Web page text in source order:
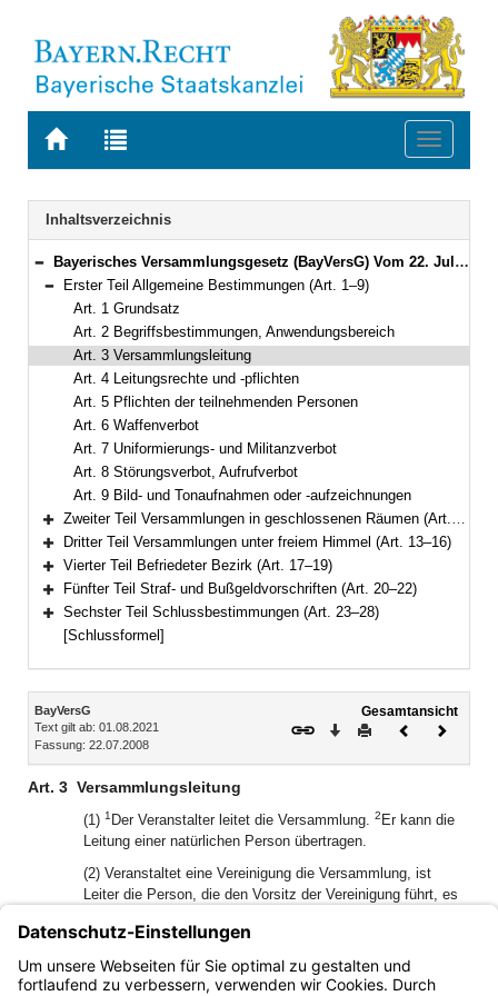
Zur
BAYERN.RECHT
Zur
letzten
Suche
Toggle
Navigation
Inhaltsverzeichnis
Bereich reduzieren
Bayerisches Versammlungsgesetz (BayVersG) Vom 22. Juli 2008 (GVBl S. 421) BayRS 2180-4-I (Art. 1–28)
Bereich reduzieren
Erster Teil Allgemeine Bestimmungen (Art. 1–9)
Art. 1 Grundsatz
Art. 2 Begriffsbestimmungen, Anwendungsbereich
Art. 3 Versammlungsleitung
Art. 4 Leitungsrechte und -pflichten
Art. 5 Pflichten der teilnehmenden Personen
Art. 6 Waffenverbot
Art. 7 Uniformierungs- und Militanzverbot
Art. 8 Störungsverbot, Aufrufverbot
Art. 9 Bild- und Tonaufnahmen oder -aufzeichnungen
Bereich erweitern
Zweiter Teil Versammlungen in geschlossenen Räumen (Art. 10–12)
Bereich erweitern
Dritter Teil Versammlungen unter freiem Himmel (Art. 13–16)
Bereich erweitern
Vierter Teil Befriedeter Bezirk (Art. 17–19)
Bereich erweitern
Fünfter Teil Straf- und Bußgeldvorschriften (Art. 20–22)
Bereich erweitern
Sechster Teil Schlussbestimmungen (Art. 23–28)
[Schlussformel]
Inhalt
BayVersG
Text gilt ab: 01.08.2021
Fassung: 22.07.2008
Gesamtansicht
Download
DruckenVorheriges
Art. 3 Versammlungsleitung
(1) 1 Der Veranstalter leitet die Versammlung. 2 Er kann die
Leitung einer natürlichen Person übertragen.
(2) Veranstaltet eine Vereinigung die Versammlung, ist
Leiter die Person, die den Vorsitz der Vereinigung führt, es
2 auf eine andere natürliche Person übertragen.
(3) Abs. 1 und 2 gelten nicht für Spontanversammlungen
nach Art. 13 Abs. 4.